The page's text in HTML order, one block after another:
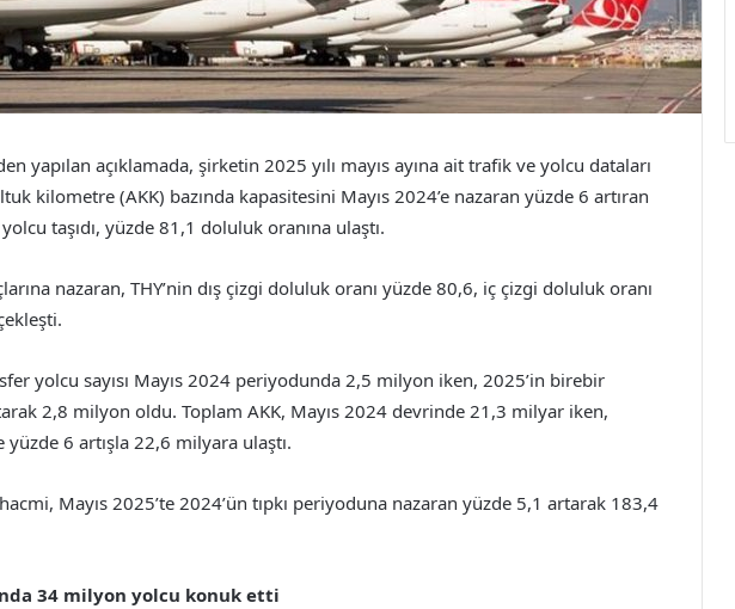
yapılan açıklamada, şirketin 2025 yılı mayıs ayına ait trafik ve yolcu dataları
kilometre (AKK) bazında kapasitesini Mayıs 2024’e nazaran yüzde 6 artıran
taşıdı, yüzde 81,1 doluluk oranına ulaştı.
nazaran, THY’nin dış çizgi doluluk oranı yüzde 80,6, iç çizgi doluluk oranı
yolcu sayısı Mayıs 2024 periyodunda 2,5 milyon iken, 2025’in birebir
2,8 milyon oldu. Toplam AKK, Mayıs 2024 devrinde 21,3 milyar iken,
6 artışla 22,6 milyara ulaştı.
Mayıs 2025’te 2024’ün tıpkı periyoduna nazaran yüzde 5,1 artarak 183,4
34 milyon yolcu konuk etti